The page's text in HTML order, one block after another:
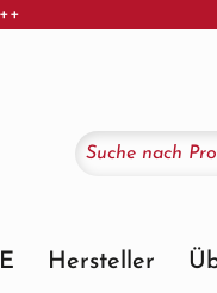
Hersteller